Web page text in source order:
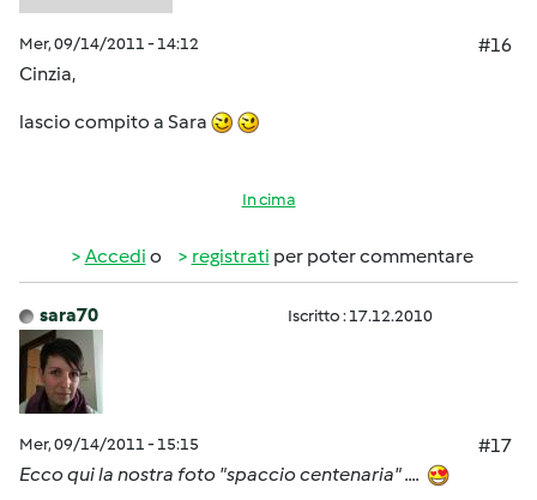
Mer, 09/14/2011 - 14:12
#16
Cinzia,
lascio compito a Sara
In cima
Accedi o registrati per poter commentare
sara70 Iscritto : 17.12.2010
Mer, 09/14/2011 - 15:15
#17
Ecco qui la nostra foto "spaccio centenaria" ....